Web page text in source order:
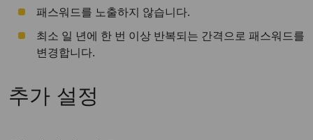
패스워드를 노출하지 않습니다.
최소 일 년에 한 번 이상 반복되는 간격으로 패스워드를
변경합니다.
추가 설정